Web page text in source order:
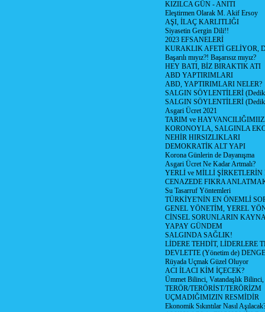
KIZILCA GÜN - ANITI
Eleştirmen Olarak M. Akif Ersoy
AŞI, İLAÇ KARLITLIĞI
Siyasetin Gergin Dili!!
2023 EFSANELERİ
KURAKLIK AFETİ GELİYOR,
Başarılı mıyız?! Başarısız mıyız?
HEY BATI, BİZ BIRAKTIK ATI
ABD YAPTIRIMLARI
ABD, YAPTIRIMLARI NELER?
SALGIN SÖYLENTİLERİ
SALGIN SÖYLENTİLERİ
Asgari Ücret 2021
TARIM ve
KORONOYLA, SALGINLA
NEHİR HIRSIZLIKLARI
DEMOKRATİK ALT YAPI
Korona Günlerin de Dayanışma
Asgari Ücret Ne Kadar Artmalı?
YERLİ ve MİLLİ
CENAZEDE FIKRA
Su Tasarruf Yöntemleri
TÜRKİYE'NİN EN ÖNEMLİ
GENEL YÖNETİM, YEREL
CİNSEL SORUNLARIN
YAPAY GÜNDEM
SALGINDA SAĞLIK!
LİDERE TEHDİT, LİDERLERE
DEVLETTE (Yönetim de)
Rüyada Uçmak Güzel Oluyor
ACI İLACI KİM İÇECEK?
Ümmet Bilinci, Vatandaşlık
TERÖR/TERÖRİST/TERÖRİZM
UÇMADIĞIMIZIN RESMİDİR
Ekonomik Sıkıntılar Nasıl